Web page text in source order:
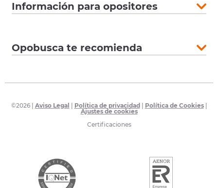
Información para opositores
Opobusca te recomienda
©2026| Aviso Legal Política de privacidad Política de Cookies|
Ajustes de cookies
Certificaciones